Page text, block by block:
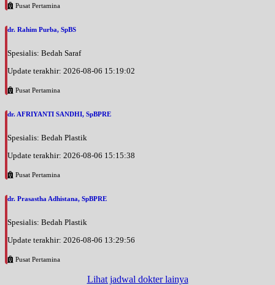
Pusat Pertamina
dr. Rahim Purba, SpBS
Spesialis: Bedah Saraf
Update terakhir: 2026-08-06 15:19:02
Pusat Pertamina
dr. AFRIYANTI SANDHI, SpBPRE
Spesialis: Bedah Plastik
Update terakhir: 2026-08-06 15:15:38
Pusat Pertamina
dr. Prasastha Adhistana, SpBPRE
Spesialis: Bedah Plastik
Update terakhir: 2026-08-06 13:29:56
Pusat Pertamina
Lihat jadwal dokter lainya